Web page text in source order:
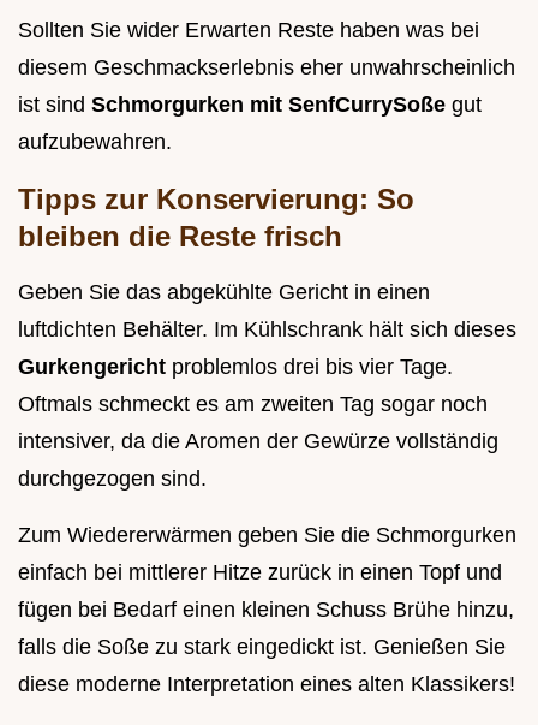
Sollten Sie wider Erwarten Reste haben was bei
diesem Geschmackserlebnis eher unwahrscheinlich
ist sind Schmorgurken mit SenfCurrySoße gut
aufzubewahren.
Tipps zur Konservierung: So
bleiben die Reste frisch
Geben Sie das abgekühlte Gericht in einen
luftdichten Behälter. Im Kühlschrank hält sich dieses
Gurkengericht problemlos drei bis vier Tage.
Oftmals schmeckt es am zweiten Tag sogar noch
intensiver, da die Aromen der Gewürze vollständig
durchgezogen sind.
Zum Wiedererwärmen geben Sie die Schmorgurken
einfach bei mittlerer Hitze zurück in einen Topf und
fügen bei Bedarf einen kleinen Schuss Brühe hinzu,
falls die Soße zu stark eingedickt ist. Genießen Sie
diese moderne Interpretation eines alten Klassikers!